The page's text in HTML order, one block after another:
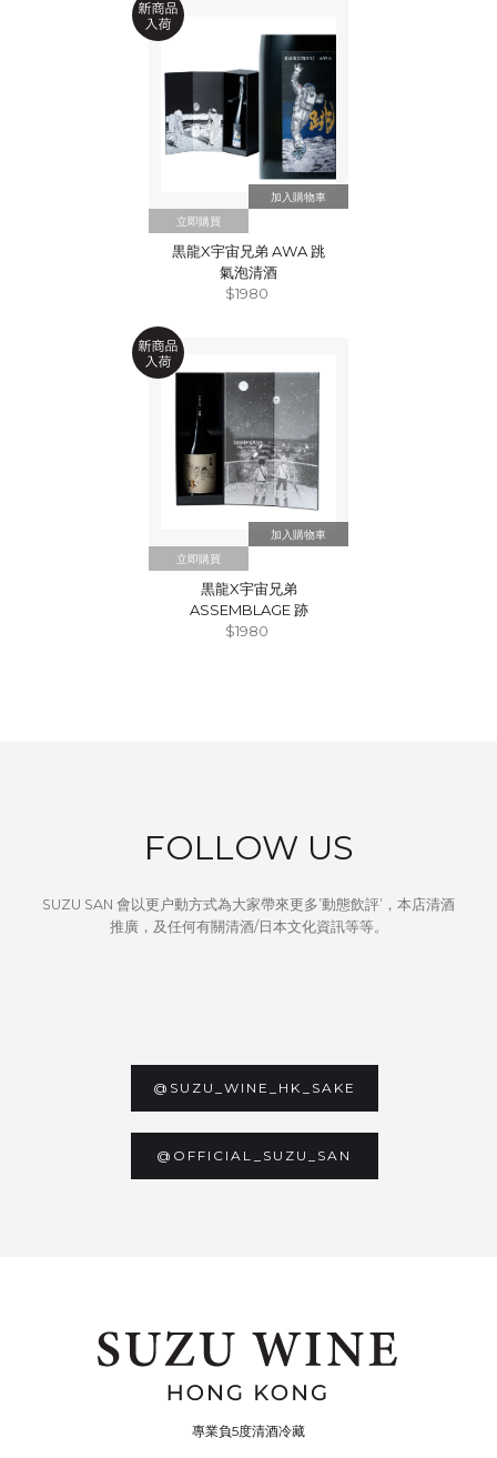
立即購買
黒龍X宇宙兄弟 AWA 跳
氣泡清酒
$1980
立即購買
黒龍X宇宙兄弟
ASSEMBLAGE 跡
$1980
FOLLOW US
SUZU SAN 會以更户動方式為大家帶來更多’動態飲評’，本店清酒
推廣，及任何有關清酒/日本文化資訊等等。
@SUZU_WINE_HK_SAKE
@OFFICIAL_SUZU_SAN
專業負5度清酒冷藏